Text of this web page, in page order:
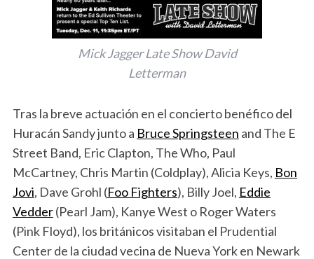
Mick Jagger Late Show David
Letterman
Tras la breve actuación en el concierto benéfico del
Huracán Sandy junto a Bruce Springsteen and The E
Street Band, Eric Clapton, The Who, Paul
McCartney, Chris Martin (Coldplay), Alicia Keys, Bon
Jovi, Dave Grohl (Foo Fighters), Billy Joel, Eddie
Vedder(Pearl Jam), Kanye West o Roger Waters
(Pink Floyd), los británicos visitaban el Prudential
Center de la ciudad vecina de Nueva York en Newark